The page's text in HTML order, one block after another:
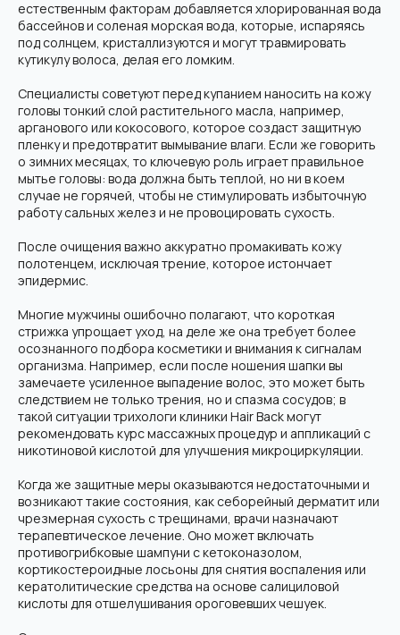
естественным факторам добавляется хлорированная вода
бассейнов и соленая морская вода, которые, испаряясь
под солнцем, кристаллизуются и могут травмировать
кутикулу волоса, делая его ломким.
Специалисты советуют перед купанием наносить на кожу
головы тонкий слой растительного масла, например,
арганового или кокосового, которое создаст защитную
пленку и предотвратит вымывание влаги. Если же говорить
о зимних месяцах, то ключевую роль играет правильное
мытье головы: вода должна быть теплой, но ни в коем
случае не горячей, чтобы не стимулировать избыточную
работу сальных желез и не провоцировать сухость.
После очищения важно аккуратно промакивать кожу
полотенцем, исключая трение, которое истончает
эпидермис.
Многие мужчины ошибочно полагают, что короткая
стрижка упрощает уход, на деле же она требует более
осознанного подбора косметики и внимания к сигналам
организма. Например, если после ношения шапки вы
замечаете усиленное выпадение волос, это может быть
следствием не только трения, но и спазма сосудов; в
такой ситуации трихологи клиники Hair Back могут
рекомендовать курс массажных процедур и аппликаций с
никотиновой кислотой для улучшения микроциркуляции.
Когда же защитные меры оказываются недостаточными и
возникают такие состояния, как себорейный дерматит или
чрезмерная сухость с трещинами, врачи назначают
терапевтическое лечение. Оно может включать
противогрибковые шампуни с кетоконазолом,
кортикостероидные лосьоны для снятия воспаления или
кератолитические средства на основе салициловой
кислоты для отшелушивания ороговевших чешуек.